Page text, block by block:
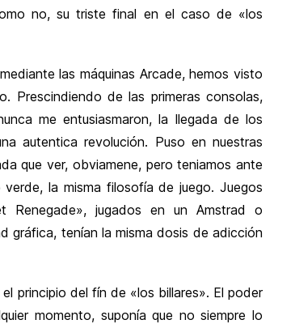
no, su triste final en el caso de «los
las máquinas Arcade, hemos visto
Prescindiendo de las primeras consolas,
me entusiasmaron, la llegada de los
autentica revolución. Puso en nuestras
que ver, obviamene, pero teniamos ante
la misma filosofía de juego. Juegos
Renegade», jugados en un Amstrad o
gráfica, tenían la misma dosis de adicción
principio del fín de «los billares». El poder
momento, suponía que no siempre lo